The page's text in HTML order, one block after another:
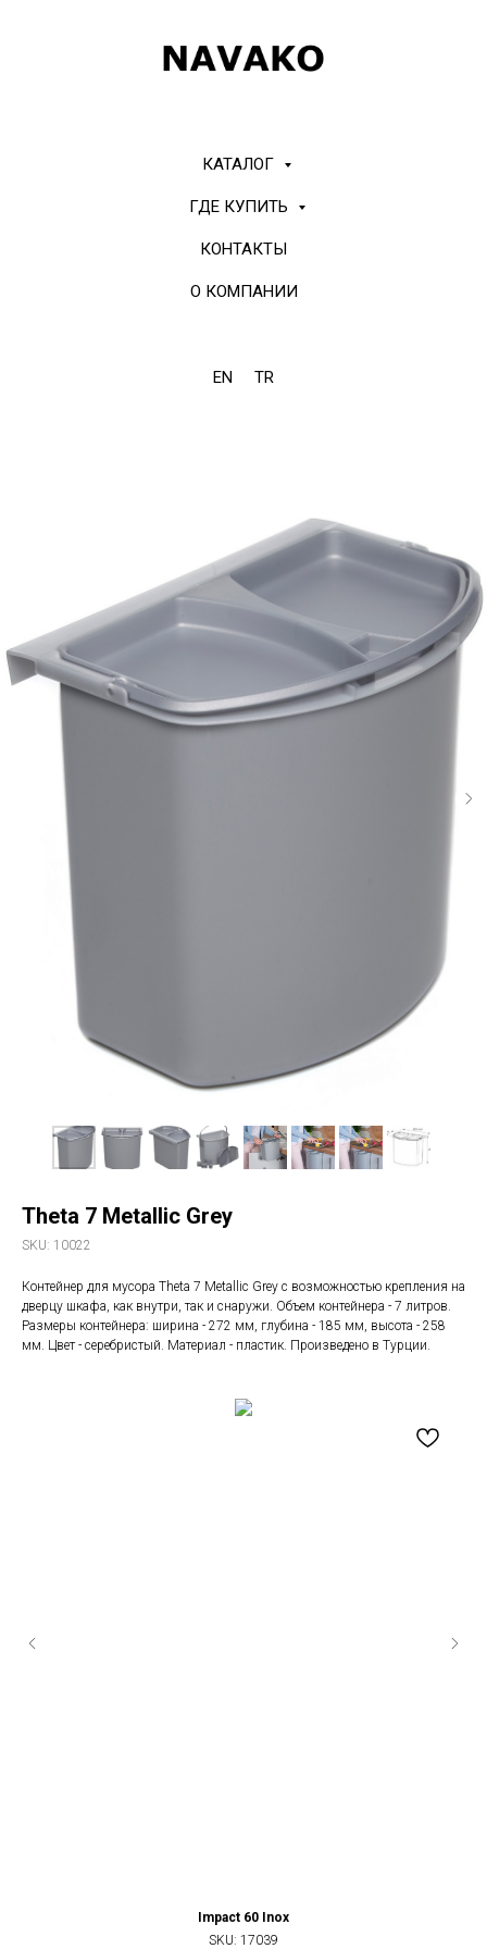
КАТАЛОГ
ГДЕ КУПИТЬ
КОНТАКТЫ
О КОМПАНИИ
EN TR
Theta 7 Metallic Grey
SKU: 10022
Контейнер для мусора Theta 7 Metallic Grey с возможностью крепления на
дверцу шкафа, как внутри, так и снаружи. Объем контейнера - 7 литров.
Размеры контейнера: ширина - 272 мм, глубина - 185 мм, высота - 258
мм. Цвет - серебристый. Материал - пластик. Произведено в Турции.
Impact 60 Inox
SKU: 17039